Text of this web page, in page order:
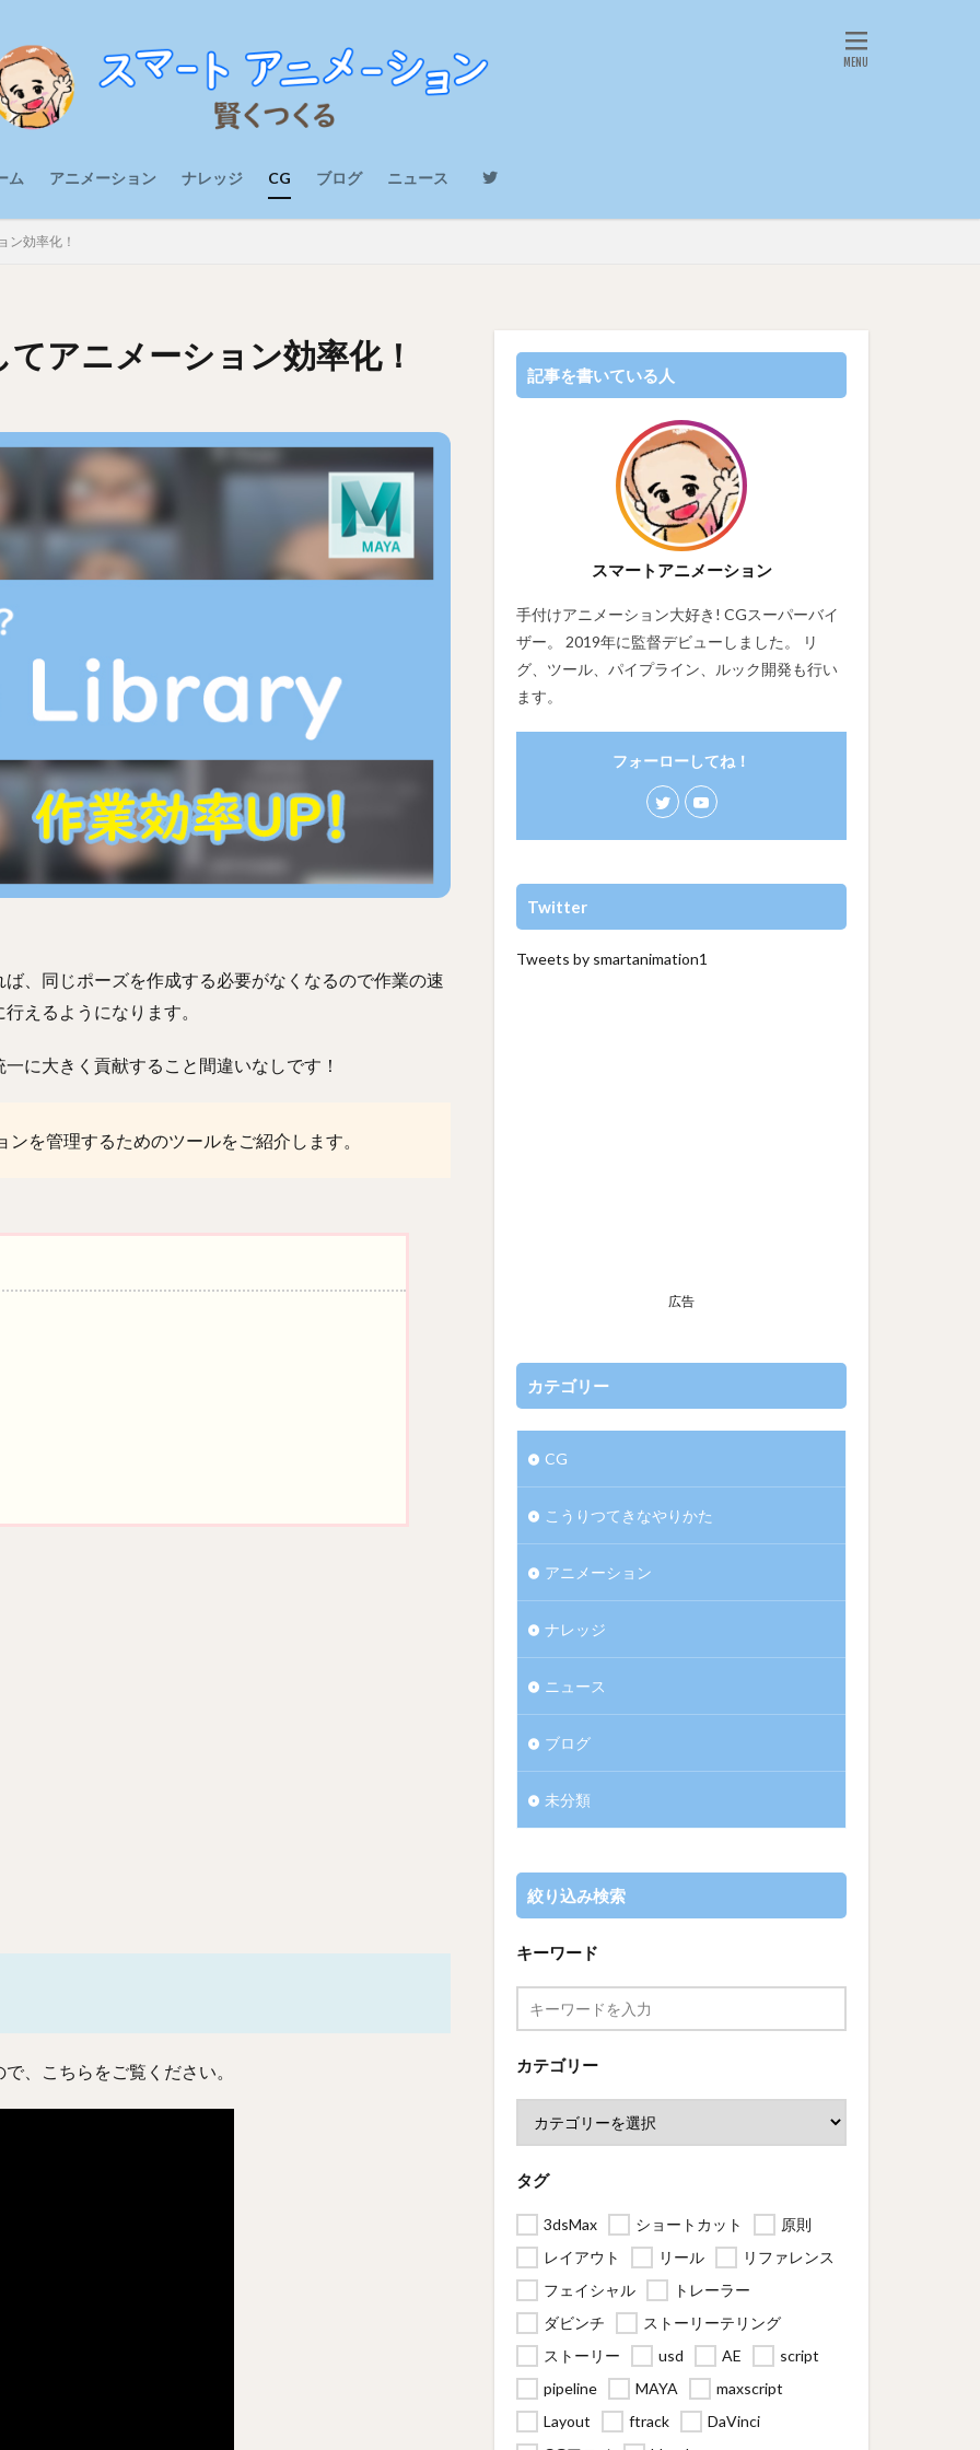
ム アニメーション ナレッジ CG ブログ ニュース
ン効率化！
てアニメーション効率化！
、同じポーズを作成する必要がなくなるので作業の速
えるようになります。
に大きく貢献すること間違いなしです！
を管理するためのツールをご紹介します。
、こちらをご覧ください。
記事を書いている人
スマートアニメーション
手付けアニメーション大好き! CGスーパーバイ
ザー。 2019年に監督デビューしました。 リ
グ、ツール、パイプライン、ルック開発も行い
ます。
フォーローしてね！
Twitter
Tweets by smartanimation1
広告
カテゴリー
CG
こうりつてきなやりかた
アニメーション
ナレッジ
ニュース
ブログ
未分類
絞り込み検索
キーワード
カテゴリー
タグ
3dsMax ショートカット
原則
レイアウト
リール
リファレンス
フェイシャル
トレーラー
ダビンチ
ストーリーテリング
ストーリー
usd AE
script
pipeline
MAYA
maxscript
Layout
ftrack
DaVinci